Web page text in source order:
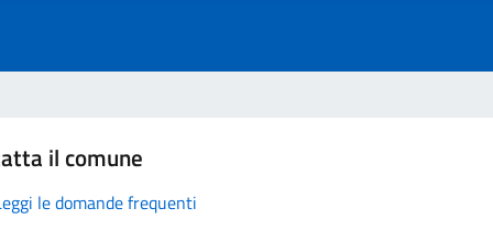
il comune
le domande frequenti